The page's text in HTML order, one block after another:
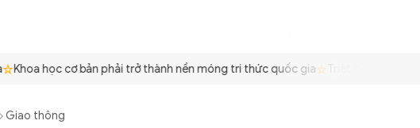
Khoa học cơ bản phải trở thành nền móng tri thức quốc gia Triệt để tiết kiệm
Giao thông